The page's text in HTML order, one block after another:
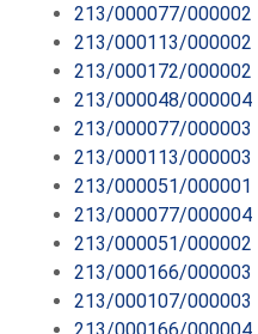
213/000077/000002
213/000113/000002
213/000172/000002
213/000048/000004
213/000077/000003
213/000113/000003
213/000051/000001
213/000077/000004
213/000051/000002
213/000166/000003
213/000107/000003
213/000166/000004